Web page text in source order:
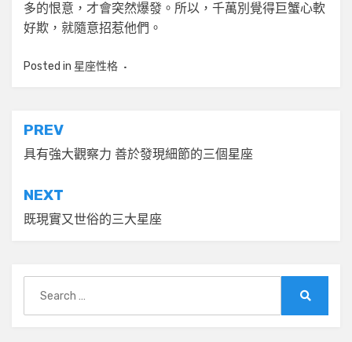
多的恨意，才會突然爆發。所以，千萬別覺得巨蟹心軟
好欺，就隨意招惹他們。
Posted in 星座性格
文
章
導
覽
PREV
具有強大觀察力 善於發現細節的三個星座
NEXT
既現實又世俗的三大星座
for: